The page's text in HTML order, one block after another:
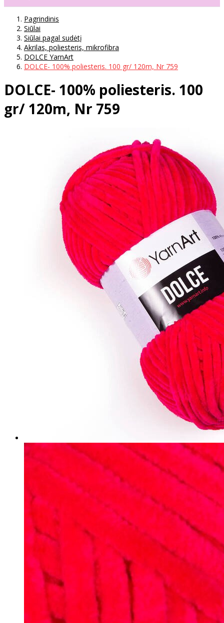
Pagrindinis
Siūlai
Siūlai pagal sudėtį
Akrilas, poliesteris, mikrofibra
DOLCE YarnArt
DOLCE- 100% poliesteris. 100 gr/ 120m, Nr 759
DOLCE- 100% poliesteris. 100
gr/ 120m, Nr 759